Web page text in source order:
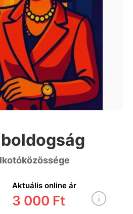
Aktuális online ár
3 000 Ft